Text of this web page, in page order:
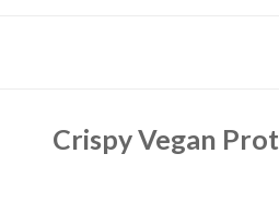
Crispy Vegan